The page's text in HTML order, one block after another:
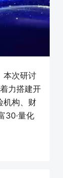
本次研讨
力搭建开
机构、财
30·量化